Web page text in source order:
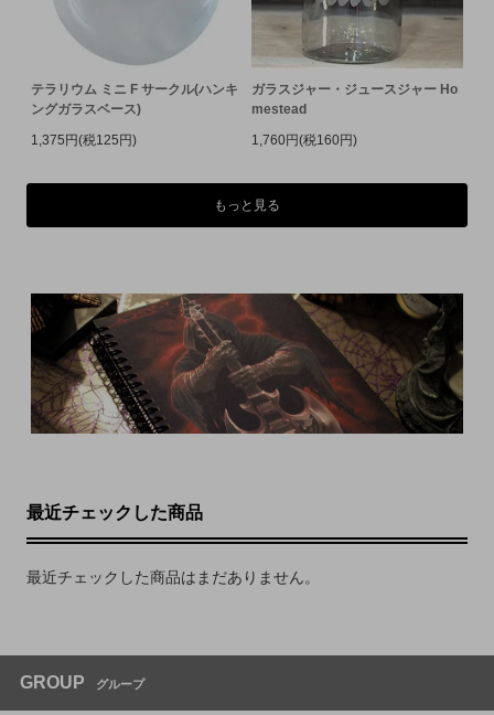
テラリウム ミニ F サークル(ハンキ
ングガラスベース)
1,375円(税125円)
ガラスジャー・ジュースジャー Ho
mestead
1,760円(税160円)
もっと見る
最近チェックした商品
最近チェックした商品はまだありません。
GROUP グループ